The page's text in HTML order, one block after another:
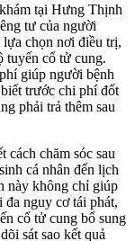
tại Hưng Thịnh
tư của người
chọn nơi điều trị,
tuyến cổ tử cung.
giúp người bệnh
trước chi phí đốt
phải trả thêm sau
cách chăm sóc sau
cá nhân đến lịch
này không chỉ giúp
đa nguy cơ tái phát,
cổ tử cung bổ sung
sát sao kết quả